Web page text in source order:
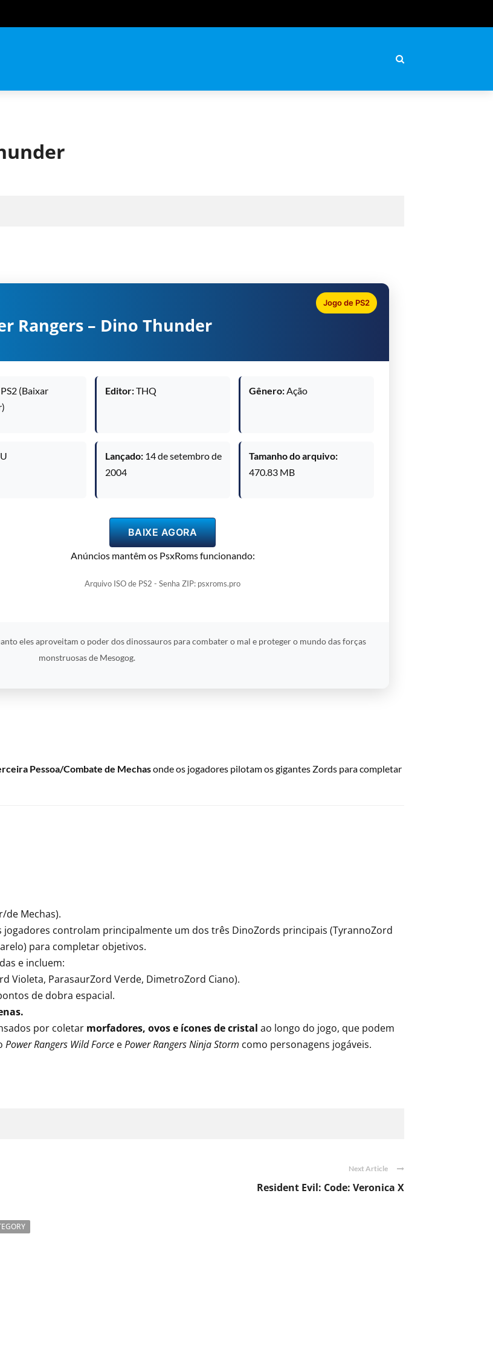
Rangers – Dino Thunder
Jogo de PS2
PS2 (Baixar
Editor:THQ Gênero:Ação
Lançado: 14 de setembro de
2004
Tamanho do arquivo:
470.83 MB
BAIXE AGORA
Anúncios mantêm os PsxRoms funcionando:
Arquivo ISO de PS2 - Senha ZIP: psxroms.pro
eles aproveitam o poder dos dinossauros para combater o mal e proteger o mundo das forças
monstruosas de Mesogog.
Pessoa/Combate de Mechasonde os jogadores pilotam os gigantes Zords para completar
de Mechas).
jogadores controlam principalmente um dos três DinoZords principais (TyrannoZord
para completar objetivos.
e incluem:
Violeta, ParasaurZord Verde, DimetroZord Ciano).
de dobra espacial.
por coletar morfadores, ovos e ícones de cristal ao longo do jogo, que podem
Power Rangers Wild Force ePower Rangers Ninja Storm como personagens jogáveis.
Next Article
Resident Evil: Code: Veronica X